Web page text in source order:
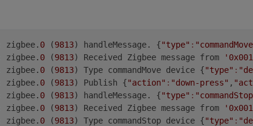
zigbee. 0 (9813) handleMessage. {"type" :
zigbee. 0 (9813) Received Zigbee message from
zigbee. 0 (9813) Type commandMove device {"type" :
zigbee. 0 (9813) Publish {"action" : "down-press" ,
zigbee. 0 (9813) handleMessage. {"type" :
zigbee. 0 (9813) Received Zigbee message from
zigbee. 0 (9813) Type commandStop device {"type" :